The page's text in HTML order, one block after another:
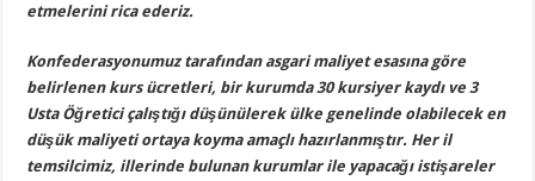
etmelerini rica ederiz.
Konfederasyonumuz tarafından asgari maliyet esasına göre
belirlenen kurs ücretleri, bir kurumda 30 kursiyer kaydı ve 3
Usta Öğretici çalıştığı düşünülerek ülke genelinde olabilecek en
düşük maliyeti ortaya koyma amaçlı hazırlanmıştır. Her il
temsilcimiz, illerinde bulunan kurumlar ile yapacağı istişareler